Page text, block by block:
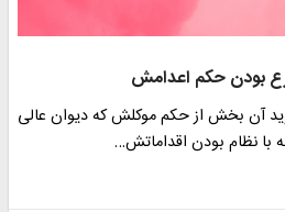
بودن حکم اعدامش
آن بخش از حکم موکلش که دیوان عالی
با نظام بودن اقداماتش…